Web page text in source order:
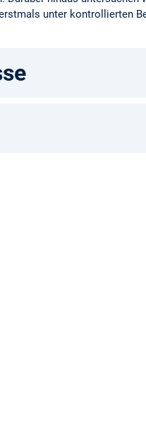
unter kontrollierten